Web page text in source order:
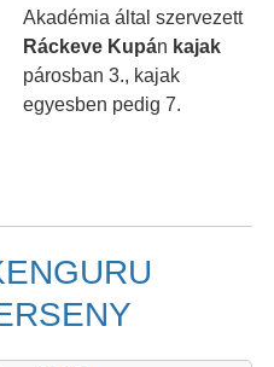
Akadémia által szervezett
Ráckeve Kupán kajak
párosban 3., kajak
egyesben pedig 7.